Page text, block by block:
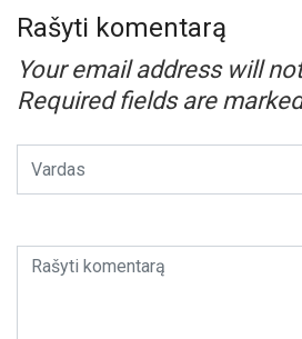
Rašyti komentarą
Your email address will
Required fields are